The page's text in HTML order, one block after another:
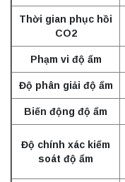
Thời gian phục hồi
CO2
Phạm vi độ ẩm
Độ phân giải độ ẩm
Biến động độ ẩm
Độ chính xác kiểm
soát độ ẩm